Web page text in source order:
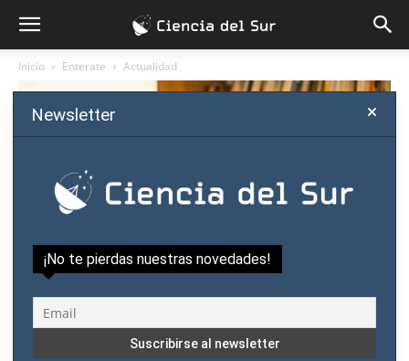
Inicio Enterate Actualidad
Salud
Newsletter
¡No te pierdas nuestras novedades!